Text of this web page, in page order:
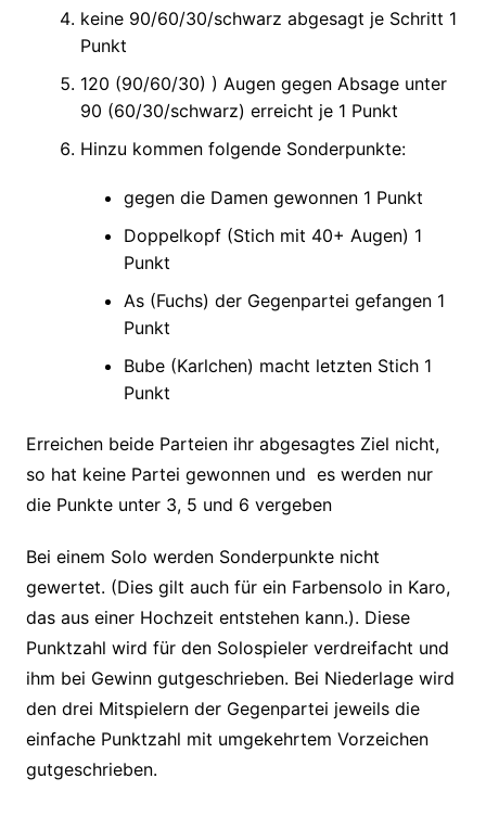
keine 90/60/30/schwarz abgesagt je Schritt 1
Punkt
120 (90/60/30) ) Augen gegen Absage unter
90 (60/30/schwarz) erreicht je 1 Punkt
Hinzu kommen folgende Sonderpunkte:
gegen die Damen gewonnen 1 Punkt
Doppelkopf (Stich mit 40+ Augen) 1
Punkt
As (Fuchs) der Gegenpartei gefangen 1
Punkt
Bube (Karlchen) macht letzten Stich 1
Punkt
Erreichen beide Parteien ihr abgesagtes Ziel nicht,
so hat keine Partei gewonnen und es werden nur
die Punkte unter 3, 5 und 6 vergeben
Bei einem Solo werden Sonderpunkte nicht
gewertet. (Dies gilt auch für ein Farbensolo in Karo,
das aus einer Hochzeit entstehen kann.). Diese
Punktzahl wird für den Solospieler verdreifacht und
ihm bei Gewinn gutgeschrieben. Bei Niederlage wird
den drei Mitspielern der Gegenpartei jeweils die
einfache Punktzahl mit umgekehrtem Vorzeichen
gutgeschrieben.